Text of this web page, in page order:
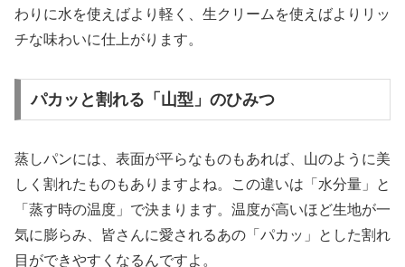
わりに水を使えばより軽く、生クリームを使えばよりリッ
チな味わいに仕上がります。
パカッと割れる「山型」のひみつ
蒸しパンには、表面が平らなものもあれば、山のように美
しく割れたものもありますよね。この違いは「水分量」と
「蒸す時の温度」で決まります。温度が高いほど生地が一
気に膨らみ、皆さんに愛されるあの「パカッ」とした割れ
目ができやすくなるんですよ。